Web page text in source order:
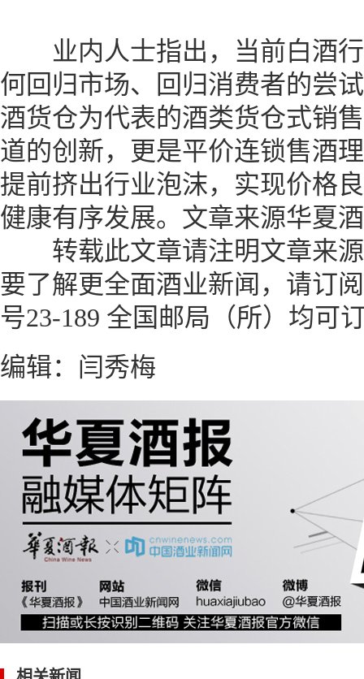
业内人士指出，当前白酒行
何回归市场、回归消费者的尝
酒货仓为代表的酒类货仓式销
道的创新，更是平价连锁售酒
提前挤出行业泡沫，实现价格
健康有序发展。 文章来源华夏
转载此文章请注明文章来源
要了解更全面酒业新闻，请订
号23-189 全国邮局（所）均可
编辑：闫秀梅